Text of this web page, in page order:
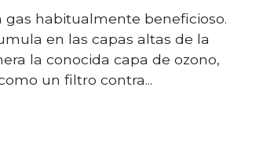
gas habitualmente beneficioso.
en las capas altas de la
la conocida capa de ozono,
un filtro contra...